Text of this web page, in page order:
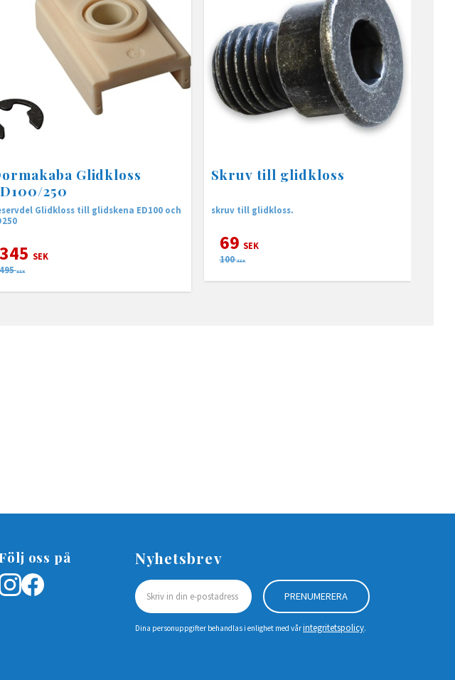
Glidkloss
250
Glidkloss till glidskena ED100 och
345 SEK
495 SEK
Skruv till glidkloss
skruv till glidkloss.
69 SEK
100 SEK
oss på Nyhetsbrev
PRENUMERERA
Dina personuppgifter behandlas i enlighet med vårintegritetspolicy.